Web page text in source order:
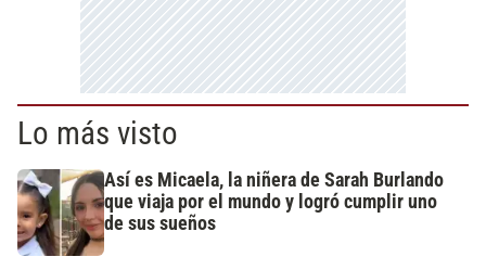
Lo más visto
Así es Micaela, la niñera de Sarah Burlando
que viaja por el mundo y logró cumplir uno
de sus sueños